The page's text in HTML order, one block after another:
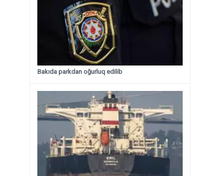
Bakıda parkdan oğurluq edilib